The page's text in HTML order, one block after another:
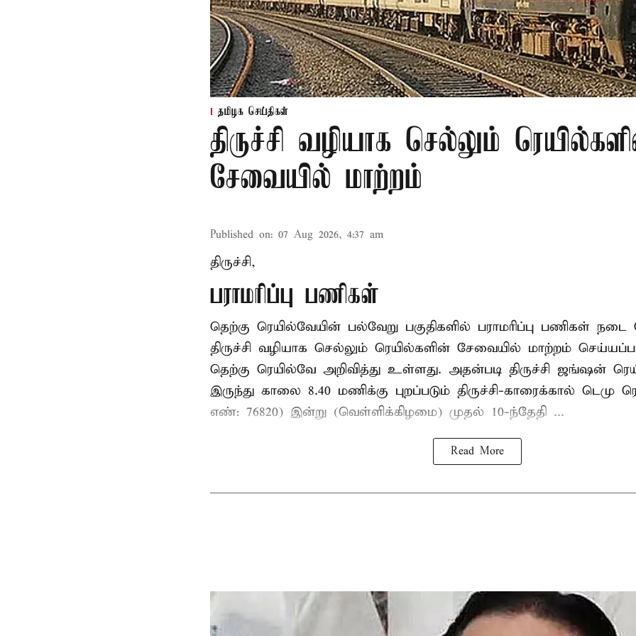
தமிழக செய்திகள்
திருச்சி வழியாக செல்லும்
சேவையில் மாற்றம்
Published on: 07 Aug 2026, 4:37 am
திருச்சி,
பராமரிப்பு பணிகள்
தெற்கு ரெயில்வேயின் பல்வேறு பகுதிகளில் பராமரிப்பு பணிகள் நடை
திருச்சி வழியாக செல்லும் ரெயில்களின் சேவையில் மாற்றம்
தெற்கு ரெயில்வே அறிவித்து உள்ளது. அதன்படி திருச்சி ஜங்ஷன்
இருந்து காலை 8.40 மணிக்கு புறப்படும் திருச்சி-காரைக்கால் டெமு
எண்: 76820) இன்று (வெள்ளிக்கிழமை) முதல் 10-ந்தேதி ...
Read More